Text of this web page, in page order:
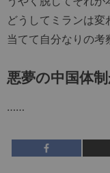
どうしてミランは
当てて自分なりの考
悪夢の中国体
……